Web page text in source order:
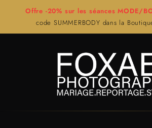
Offre -20% sur les séances MODE/
code SUMMERBODY dans la